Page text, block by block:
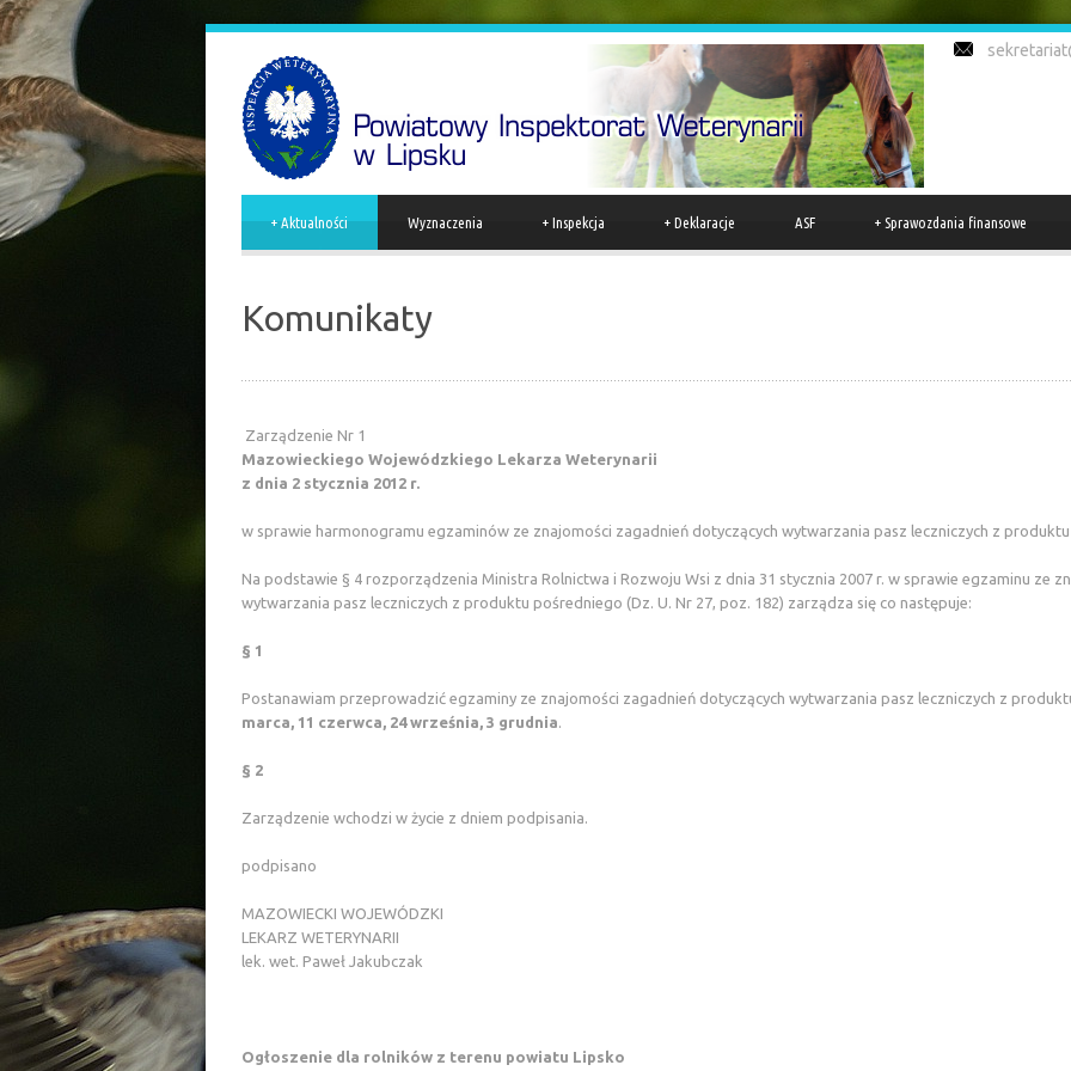
Aktualności
+ Wyznaczenia Inspekcja
+ Deklaracje
+ ASF Sprawozdania finansowe
+
Komunikaty
Zarządzenie Nr 1
Mazowieckiego Wojewódzkiego Lekarza Weterynarii
z dnia 2 stycznia 2012 r.
w sprawie harmonogramu egzaminów ze znajomości zagadnień dotyczących wytwarzania pasz leczniczych z
Na podstawie § 4 rozporządzenia Ministra Rolnictwa i Rozwoju Wsi z dnia 31 stycznia 2007 r. w sprawie egzaminu ze
wytwarzania pasz leczniczych z produktu pośredniego (Dz. U. Nr 27, poz. 182) zarządza się co następuje:
§ 1
Postanawiam przeprowadzić egzaminy ze znajomości zagadnień dotyczących wytwarzania pasz leczniczych z
marca, 11 czerwca, 24 września, 3 grudnia.
§ 2
Zarządzenie wchodzi w życie z dniem podpisania.
podpisano
MAZOWIECKI WOJEWÓDZKI
LEKARZ WETERYNARII
lek. wet. Paweł Jakubczak
Ogłoszenie dla rolników z terenu powiatu Lipsko